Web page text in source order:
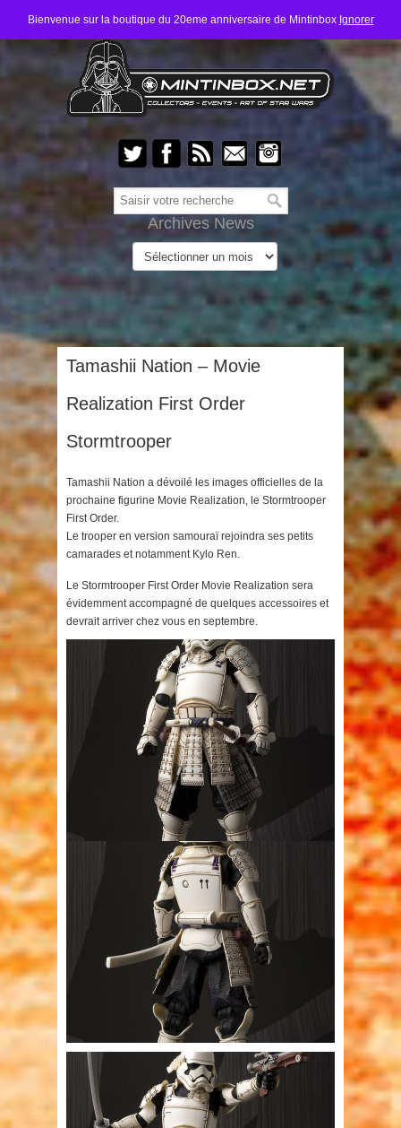
Bienvenue sur la boutique du 20eme anniversaire de Mintinbox Ignorer
Archives News
Tamashii Nation – Movie
Realization First Order
Stormtrooper
Tamashii Nation a dévoilé les images officielles de la
prochaine figurine Movie Realization, le Stormtrooper
First Order.
Le trooper en version samouraï rejoindra ses petits
camarades et notamment Kylo Ren.
Le Stormtrooper First Order Movie Realization sera
évidemment accompagné de quelques accessoires et
devrait arriver chez vous en septembre.